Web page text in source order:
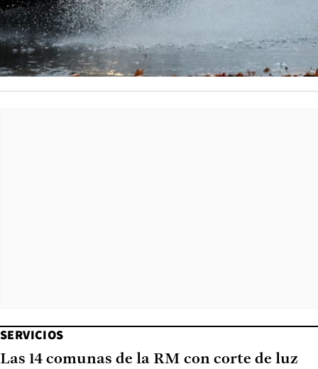
SERVICIOS
Las 14 comunas de la RM con corte de luz